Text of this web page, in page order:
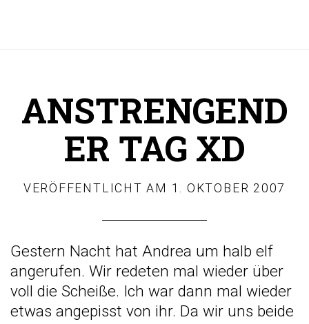
ANSTRENGEND
ER TAG XD
VERÖFFENTLICHT AM 1. OKTOBER 2007
Gestern Nacht hat Andrea um halb elf
angerufen. Wir redeten mal wieder über
voll die Scheiße. Ich war dann mal wieder
etwas angepisst von ihr. Da wir uns beide